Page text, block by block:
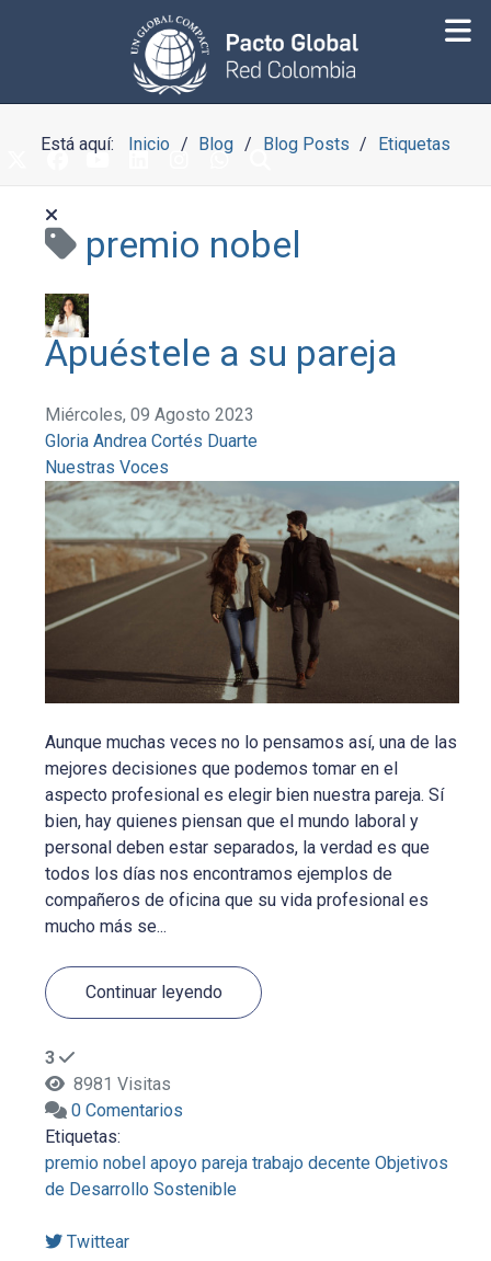
Está aquí: Inicio Blog Blog Posts Etiquetas
premio nobel
Apuéstele a su pareja
Miércoles, 09 Agosto 2023
Gloria Andrea Cortés Duarte
Nuestras Voces
Aunque muchas veces no lo pensamos así, una de las
mejores decisiones que podemos tomar en el
aspecto profesional es elegir bien nuestra pareja. Sí
bien, hay quienes piensan que el mundo laboral y
personal deben estar separados, la verdad es que
todos los días nos encontramos ejemplos de
compañeros de oficina que su vida profesional es
mucho más se...
Continuar leyendo
3
8981 Visitas
0 Comentarios
Etiquetas:
premio nobel apoyo pareja trabajo decente Objetivos
de Desarrollo Sostenible
Twittear